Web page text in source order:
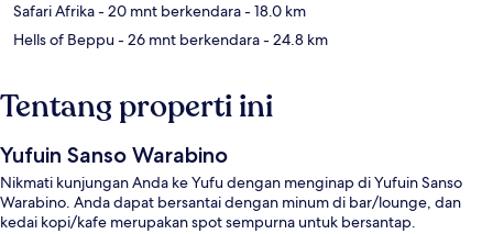
Safari Afrika- 20 mnt berkendara- 18.0 km
Hells of Beppu- 26 mnt berkendara- 24.8 km
Tentang properti ini
Yufuin Sanso Warabino
Nikmati kunjungan Anda ke Yufu dengan menginap di Yufuin Sanso
Warabino. Anda dapat bersantai dengan minum di bar/lounge, dan
kedai kopi/kafe merupakan spot sempurna untuk bersantap.